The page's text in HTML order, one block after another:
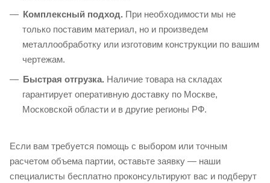
Комплексный подход. При необходимости мы не
только поставим материал, но и произведем
металлообработку или изготовим конструкции по вашим
чертежам.
Быстрая отгрузка. Наличие товара на складах
гарантирует оперативную доставку по Москве,
Московской области и в другие регионы РФ.
Если вам требуется помощь с выбором или точным
расчетом объема партии, оставьте заявку — наши
специалисты бесплатно проконсультируют вас и подберут